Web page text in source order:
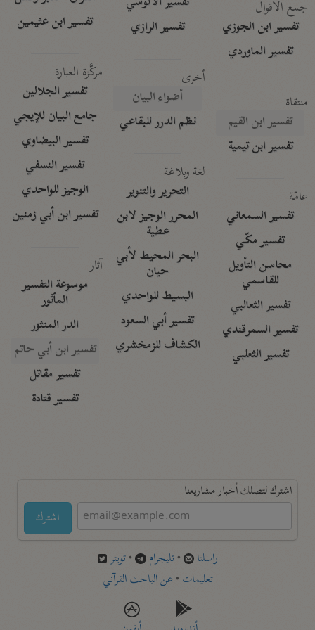
جمع الأقوال
تفسير ابن الجوزي
تفسير الماوردي
منتقاة
تفسير ابن القيم
تفسير ابن تيمية
عامّة
تفسير السمعاني
تفسير مكّي
محاسن التأويل
للقاسمي
تفسير الثعالبي
تفسير السمرقندي
تفسير الثعلبي
تفسير الرازي
أخرى
أضواء البيان
نظم الدرر للبقاعي
لغة وبلاغة
التحرير والتنوير
المحرر الوجيز لابن
عطية
البحر المحيط لأبي
حيان
البسيط للواحدي
تفسير أبي السعود
الكشاف للزمخشري
تفسير ابن عثيمين
مركَّزة العبارة
تفسير الجلالين
جامع البيان للإيجي
تفسير البيضاوي
تفسير النسفي
الوجيز للواحدي
تفسير ابن أبي زمنين
آثار
موسوعة التفسير
المأثور
الدر المنثور
تفسير ابن أبي حاتم
تفسير مقاتل
تفسير قتادة
اشترك لتصلك أخبار مشاريعنا
اشترك
راسلنا •تليجرام •تويتر
تعليمات •عن الباحث القرآني